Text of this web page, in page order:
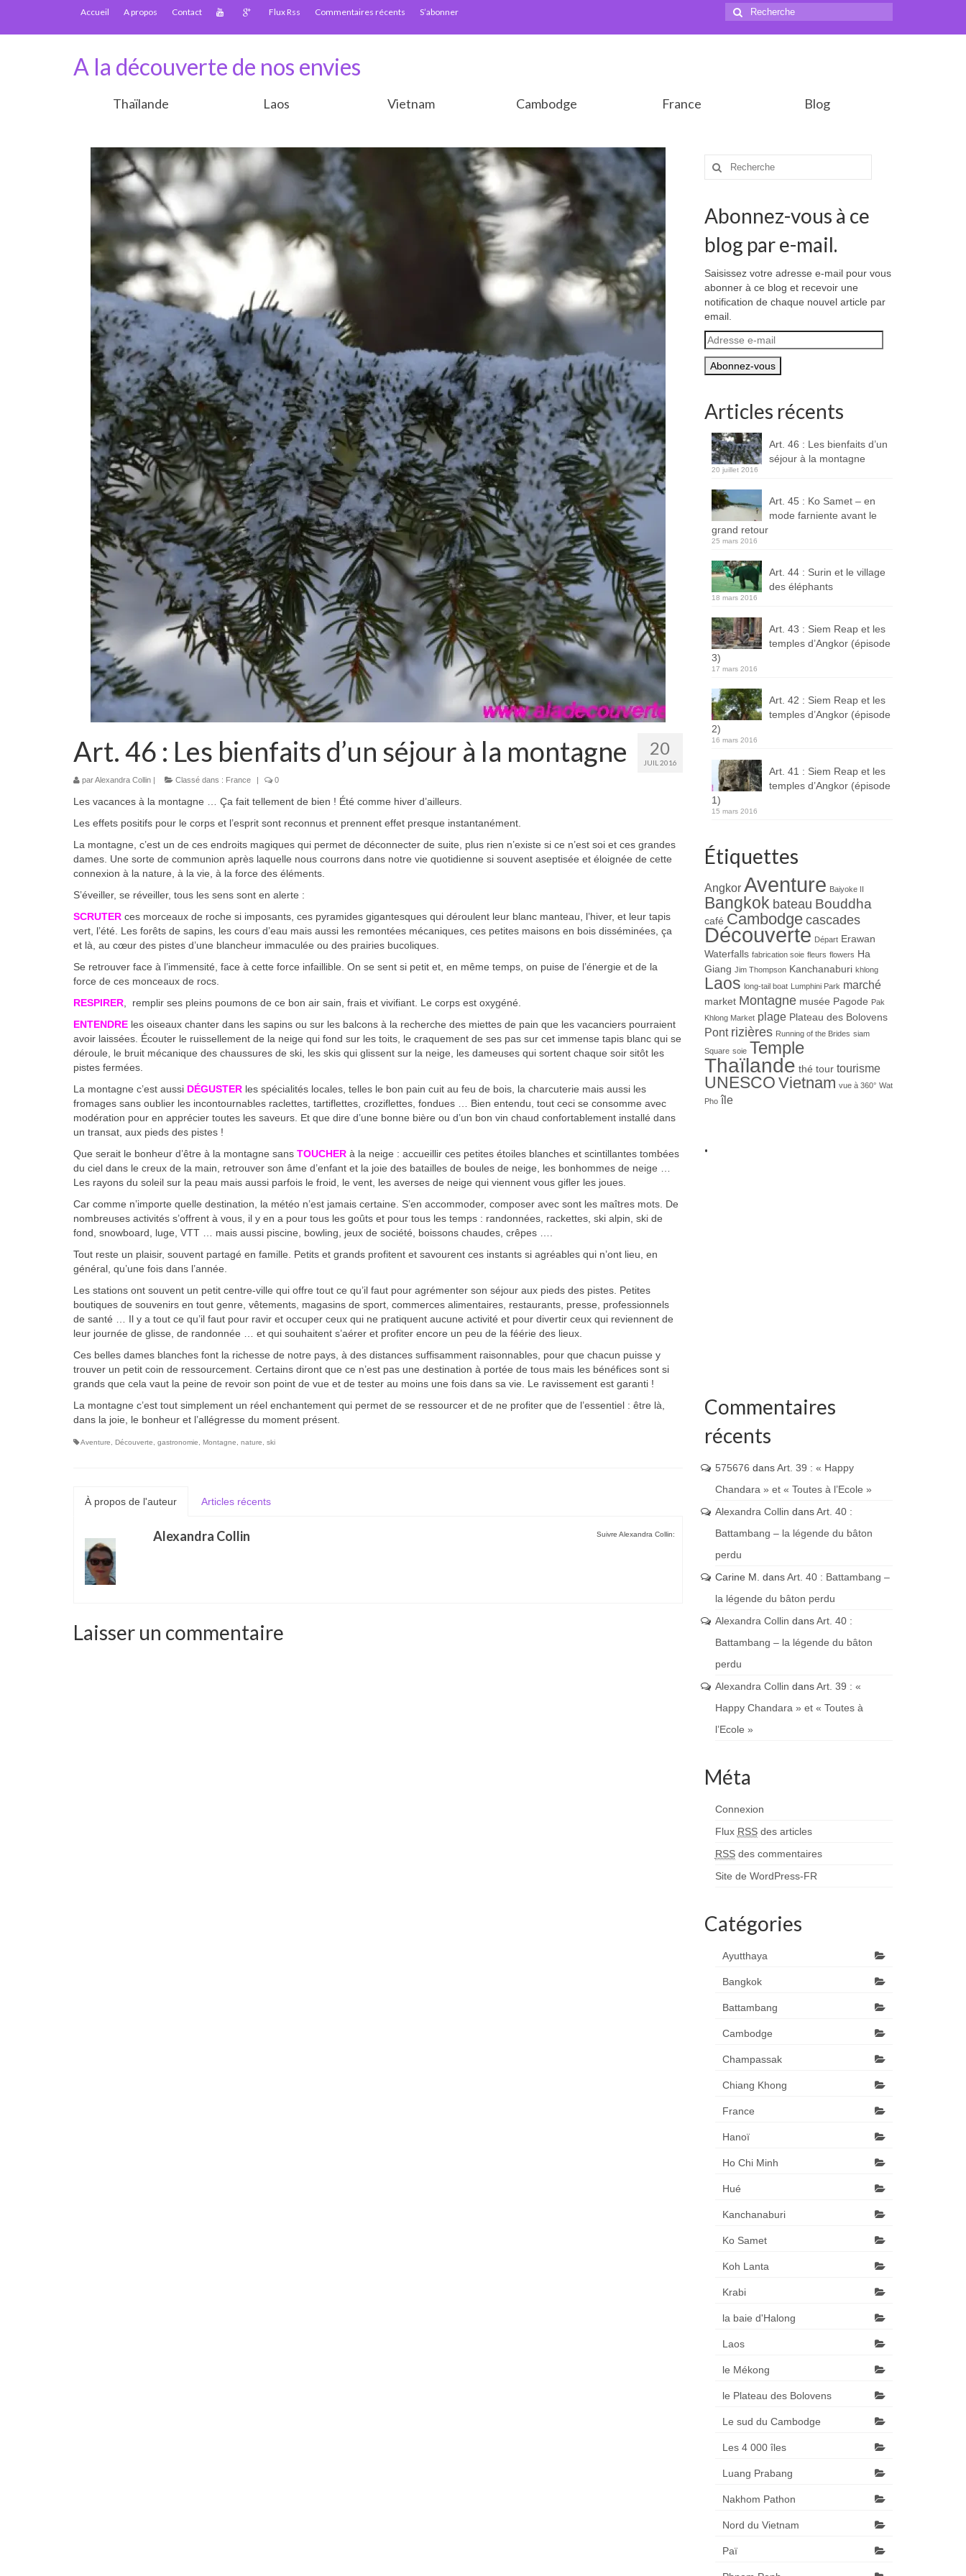
Accueil A propos Contact Flux Rss Commentaires récents S’abonner
Rechercher
:
A la découverte de nos envies
Thaïlande Laos Vietnam Cambodge France Blog
20
JUIL 2016
Art. 46 : Les bienfaits d’un séjour à la montagne
parAlexandra Collin | Classé dans : France | 0
Les vacances à la montagne … Ça fait tellement de bien ! Été comme hiver d’ailleurs.
Les effets positifs pour le corps et l’esprit sont reconnus et prennent effet presque instantanément.
La montagne, c’est un de ces endroits magiques qui permet de déconnecter de suite, plus rien n’existe si ce n’est soi et ces grandes
dames. Une sorte de communion après laquelle nous courrons dans notre vie quotidienne si souvent aseptisée et éloignée de cette
connexion à la nature, à la vie, à la force des éléments.
S’éveiller, se réveiller, tous les sens sont en alerte :
SCRUTER ces morceaux de roche si imposants, ces pyramides gigantesques qui déroulent leur blanc manteau, l’hiver, et leur tapis
vert, l’été. Les forêts de sapins, les cours d’eau mais aussi les remontées mécaniques, ces petites maisons en bois disséminées, ça
et là, au cœur des pistes d’une blancheur immaculée ou des prairies bucoliques.
Se retrouver face à l’immensité, face à cette force infaillible. On se sent si petit et, en même temps, on puise de l’énergie et de la
force de ces monceaux de rocs.
RESPIRER , remplir ses pleins poumons de ce bon air sain, frais et vivifiant. Le corps est oxygéné.
ENTENDRE les oiseaux chanter dans les sapins ou sur les balcons à la recherche des miettes de pain que les vacanciers pourraient
avoir laissées. Écouter le ruissellement de la neige qui fond sur les toits, le craquement de ses pas sur cet immense tapis blanc qui se
déroule, le bruit mécanique des chaussures de ski, les skis qui glissent sur la neige, les dameuses qui sortent chaque soir sitôt les
pistes fermées.
La montagne c’est aussi DÉGUSTER les spécialités locales, telles le bon pain cuit au feu de bois, la charcuterie mais aussi les
fromages sans oublier les incontournables raclettes, tartiflettes, croziflettes, fondues … Bien entendu, tout ceci se consomme avec
modération pour en apprécier toutes les saveurs. Et que dire d’une bonne bière ou d’un bon vin chaud confortablement installé dans
un transat, aux pieds des pistes !
Que serait le bonheur d’être à la montagne sans TOUCHER à la neige : accueillir ces petites étoiles blanches et scintillantes tombées
du ciel dans le creux de la main, retrouver son âme d’enfant et la joie des batailles de boules de neige, les bonhommes de neige …
Les rayons du soleil sur la peau mais aussi parfois le froid, le vent, les averses de neige qui viennent vous gifler les joues.
Car comme n’importe quelle destination, la météo n’est jamais certaine. S’en accommoder, composer avec sont les maîtres mots. De
nombreuses activités s’offrent à vous, il y en a pour tous les goûts et pour tous les temps : randonnées, rackettes, ski alpin, ski de
fond, snowboard, luge, VTT … mais aussi piscine, bowling, jeux de société, boissons chaudes, crêpes ….
Tout reste un plaisir, souvent partagé en famille. Petits et grands profitent et savourent ces instants si agréables qui n’ont lieu, en
général, qu’une fois dans l’année.
Les stations ont souvent un petit centre-ville qui offre tout ce qu’il faut pour agrémenter son séjour aux pieds des pistes. Petites
boutiques de souvenirs en tout genre, vêtements, magasins de sport, commerces alimentaires, restaurants, presse, professionnels
de santé … Il y a tout ce qu’il faut pour ravir et occuper ceux qui ne pratiquent aucune activité et pour divertir ceux qui reviennent de
leur journée de glisse, de randonnée … et qui souhaitent s’aérer et profiter encore un peu de la féérie des lieux.
Ces belles dames blanches font la richesse de notre pays, à des distances suffisamment raisonnables, pour que chacun puisse y
trouver un petit coin de ressourcement. Certains diront que ce n’est pas une destination à portée de tous mais les bénéfices sont si
grands que cela vaut la peine de revoir son point de vue et de tester au moins une fois dans sa vie. Le ravissement est garanti !
La montagne c’est tout simplement un réel enchantement qui permet de se ressourcer et de ne profiter que de l’essentiel : être là,
dans la joie, le bonheur et l’allégresse du moment présent.
Aventure Découverte gastronomie Montagne nature ski
À propos de l'auteur Articles récents
Suivre Alexandra Collin:
Alexandra Collin
Laisser un commentaire
Rechercher
Abonnez-vous à ce
blog par e-mail.
Saisissez votre adresse e-mail pour vous
abonner à ce blog et recevoir une
notification de chaque nouvel article par
email.
Adresse
e-
mail
Articles récents
Art. 46 : Les bienfaits d’un
séjour à la montagne
20 juillet 2016
Art. 45 : Ko Samet – en
mode farniente avant le
grand retour
25 mars 2016
Art. 44 : Surin et le village
des éléphants
18 mars 2016
Art. 43 : Siem Reap et les
temples d’Angkor (épisode
3)
17 mars 2016
Art. 42 : Siem Reap et les
temples d’Angkor (épisode
2)
16 mars 2016
Art. 41 : Siem Reap et les
temples d’Angkor (épisode
1)
15 mars 2016
Étiquettes
Angkor Aventure Baiyoke II
Bangkok bateau Bouddha
café Cambodge cascades
Découverte Départ Erawan
Waterfalls fabrication soie fleurs flowers Ha
Giang Jim Thompson Kanchanaburi khlong
Laos long-tail boat Lumphini Park marché
market Montagne musée Pagode Pak
Khlong Market plage Plateau des Bolovens
Pont rizières Running of the Brides siam
Square soie Temple
Thaïlande thé tour tourisme
UNESCO Vietnam vue à 360° Wat
Pho île
.
Commentaires
récents
575676 dansArt. 39 : « Happy
Chandara » et « Toutes à l’Ecole »
Alexandra Collin dansArt. 40 :
Battambang – la légende du bâton
perdu
Carine M. dansArt. 40 : Battambang –
la légende du bâton perdu
Alexandra Collin dansArt. 40 :
Battambang – la légende du bâton
perdu
Alexandra Collin dansArt. 39 : «
Happy Chandara » et « Toutes à
l’Ecole »
Méta
Connexion
Flux RSSdes articles
RSSdes commentaires
Site de WordPress-FR
Catégories
Ayutthaya
Bangkok
Battambang
Cambodge
Champassak
Chiang Khong
France
Hanoï
Ho Chi Minh
Hué
Kanchanaburi
Ko Samet
Koh Lanta
Krabi
la baie d'Halong
Laos
le Mékong
le Plateau des Bolovens
Le sud du Cambodge
Les 4 000 îles
Luang Prabang
Nakhom Pathon
Nord du Vietnam
Paï